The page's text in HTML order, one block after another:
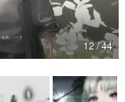
12 / 44